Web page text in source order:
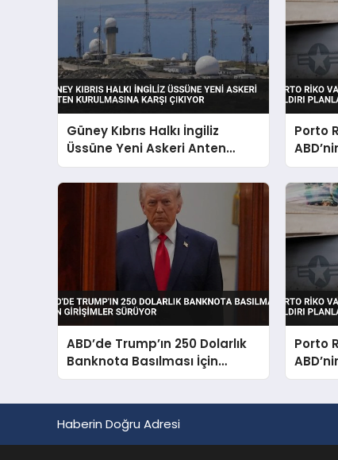
Güney Kıbrıs Halkı İngiliz
Üssüne Yeni Askeri Anten
Kurulmasına Karşı Çıkıyor
Porto
ABD’de Trump’ın 250 Dolarlık
Banknota Basılması İçin
Girişimler Sürüyor
Porto
Haberin Doğru Adresi